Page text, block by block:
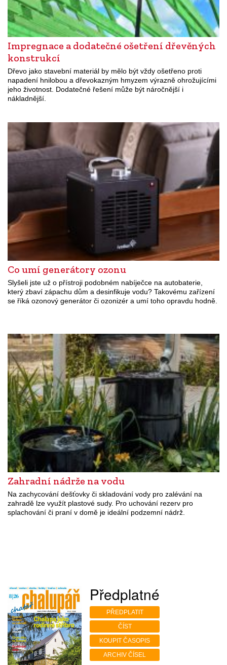
Impregnace a dodatečné ošetření dřevěných
konstrukcí
Dřevo jako stavební materiál by mělo být vždy ošetřeno proti
napadení hnilobou a dřevokazným hmyzem výrazně ohrožujícími
jeho životnost. Dodatečné řešení může být náročnější i
nákladnější.
Co umí generátory ozonu
Slyšeli jste už o přístroji podobném nabíječce na autobaterie,
který zbaví zápachu dům a desinfikuje vodu? Takovému zařízení
se říká ozonový generátor či ozonizér a umí toho opravdu hodně.
Zahradní nádrže na vodu
Na zachycování dešťovky či skladování vody pro zalévání na
zahradě lze využít plastové sudy. Pro uchování rezerv pro
splachování či praní v domě je ideální podzemní nádrž.
Předplatné
PŘEDPLATIT
ČÍST
KOUPIT ČASOPIS
ARCHIV ČÍSEL